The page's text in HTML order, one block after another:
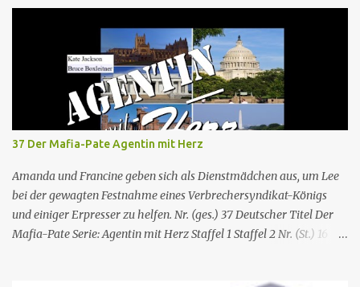
37 Der Mafia-Pate Agentin mit Herz
Amanda und Francine geben sich als Dienstmädchen aus, um Lee
bei der gewagten Festnahme eines Verbrechersyndikat-Königs
und einiger Erpresser zu helfen. Nr. (ges.) 37 Deutscher Titel Der
Mafia-Pate Serie: Agentin mit Herz Staffel 1 Staffel 2 Nr. (St.) 16